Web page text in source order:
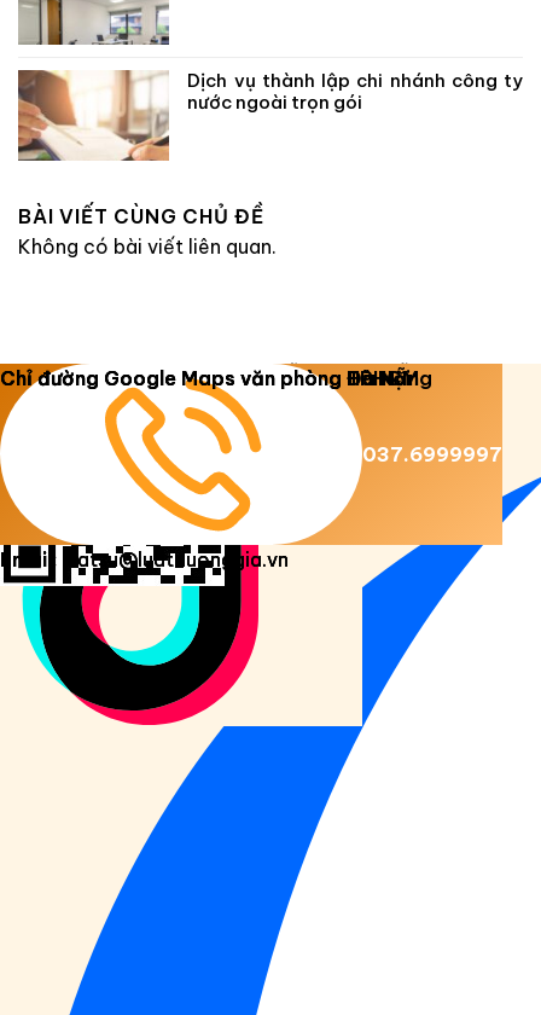
Dịch vụ thành lập chi nhánh công ty
nước ngoài trọn gói
BÀI VIẾT CÙNG CHỦ ĐỀ
Không có bài viết liên quan.
Copyright 2026 © Luật Dương Gia